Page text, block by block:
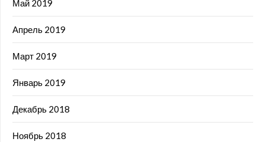
Май 2019
Апрель 2019
Март 2019
Январь 2019
Декабрь 2018
Ноябрь 2018